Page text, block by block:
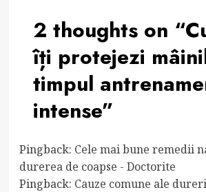
2 thoughts on “
îți protejezi
timpul
intense”
Pingback: Cele mai bune remedii
durerea de coapse - Doctorite
Pingback: Cauze comune ale